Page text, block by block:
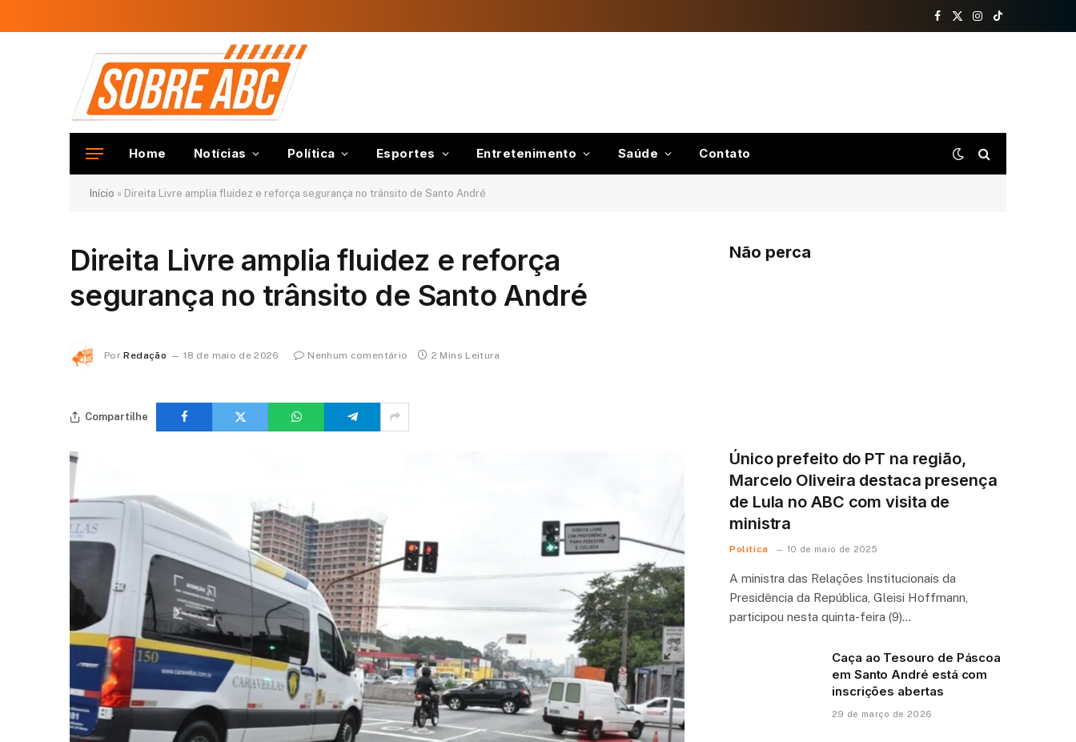
Facebook
X
Instagram
TikTok
Home Notícias Política Esportes Entretenimento Saúde Contato
Início » Direita Livre amplia fluidez e reforça segurança no trânsito de Santo André
Direita Livre amplia fluidez e reforça
segurança no trânsito de Santo André
Por Redação 18 de maio de 2026 Nenhum comentário 2 Mins Leitura
Compartilhe
Não perca
Único prefeito do PT na região,
Marcelo Oliveira destaca presença
de Lula no ABC com visita de
ministra
Política 10 de maio de 2025
A ministra das Relações Institucionais da
Presidência da República, Gleisi Hoffmann,
participou nesta quinta-feira (9)…
Caça ao Tesouro de Páscoa
em Santo André está com
inscrições abertas
29 de março de 2026